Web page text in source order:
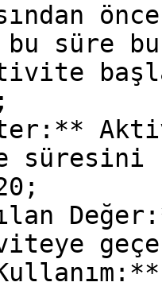
bu süre